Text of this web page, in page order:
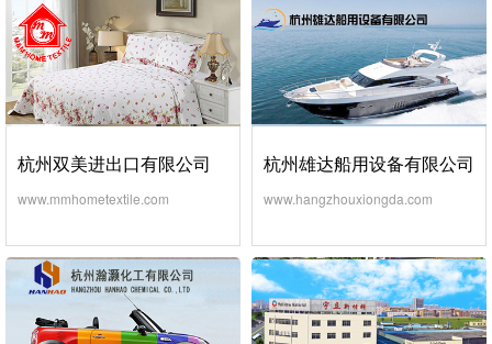
杭州双美进出口有限公司
www.mmhometextile.com
杭州雄达船用设备有限公司
www.hangzhouxiongda.com